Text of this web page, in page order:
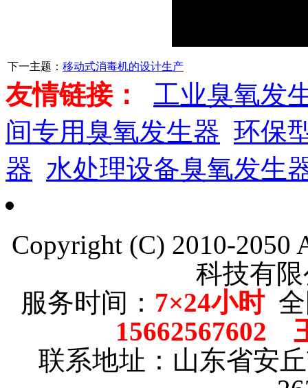
下一主题： 移动式消毒机的设计生产
友情链接：
工业臭氧发
间专用臭氧发生器 环保
器 水处理设备臭氧发生
Copyright (C) 2010-2050
科技有
服务时间： 7×24小时全
15662567602
联系地址：山东省安